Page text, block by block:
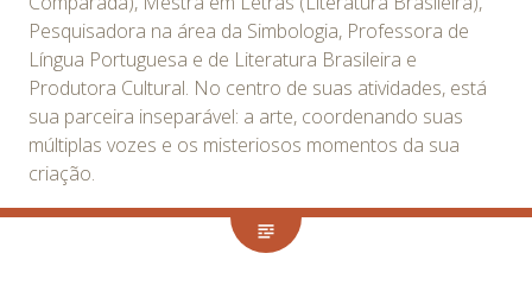
Pesquisadora na área da Simbologia, Professora de
Língua Portuguesa e de Literatura Brasileira e
Produtora Cultural. No centro de suas atividades, está
sua parceira inseparável: a arte, coordenando suas
múltiplas vozes e os misteriosos momentos da sua
criação.